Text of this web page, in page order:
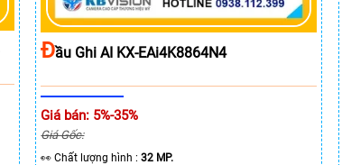
ĐẦu Ghi AI KX-EAi4K8864N4
Giá bán: 5%-35%
Giá Gốc:
️👀 Chất lượng hình :32 MP.